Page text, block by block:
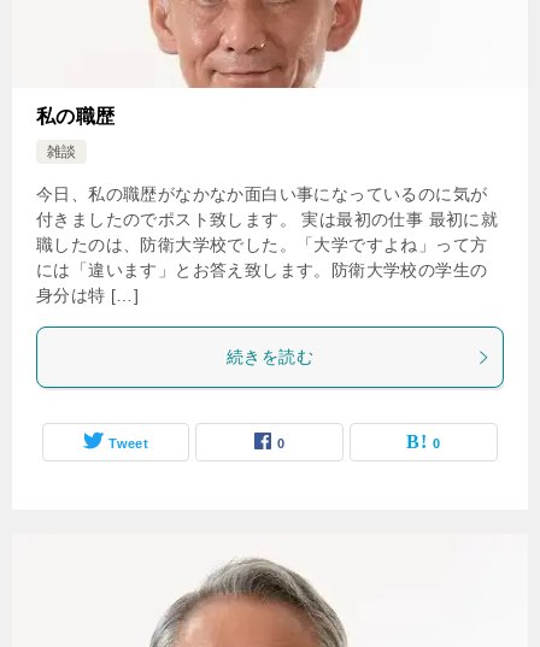
私の職歴
雑談
今日、私の職歴がなかなか面白い事になっているのに気が
付きましたのでポスト致します。 実は最初の仕事 最初に就
職したのは、防衛大学校でした。「大学ですよね」って方
には「違います」とお答え致します。防衛大学校の学生の
身分は特 […]
続きを読む
Tweet 0 0